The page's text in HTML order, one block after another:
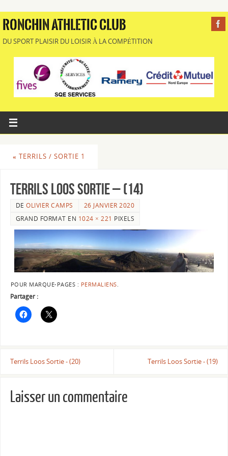
RONCHIN ATHLETIC CLUB
DU SPORT PLAISIR DU LOISIR À LA COMPÉTITION
« TERRILS / SORTIE 1
Terrils Loos Sortie – (14)
DEOLIVIER CAMPS
26 JANVIER 2020
GRAND FORMAT EN 1024 × 221 PIXELS
POUR MARQUE-PAGES : PERMALIENS.
Partager :
Terrils Loos Sortie - (20) Terrils Loos Sortie - (19)
Laisser un commentaire